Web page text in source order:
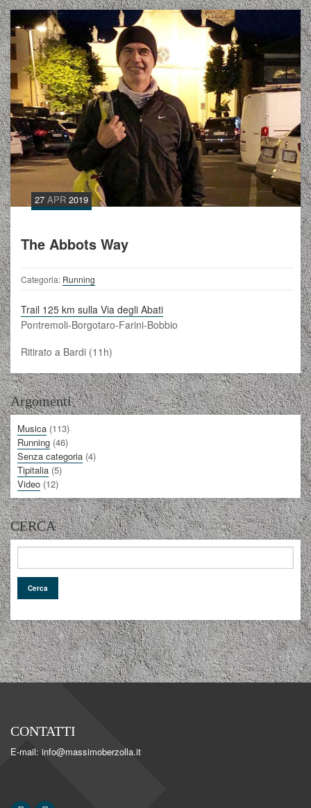
27 APR 2019
The Abbots Way
Categoria: Running
Trail 125 km sulla Via degli Abati
Pontremoli-Borgotaro-Farini-Bobbio
Ritirato a Bardi (11h)
Argomenti
Musica (113)
Running (46)
Senza categoria (4)
Tipitalia (5)
Video (12)
CERCA
CONTATTI
E-mail: info@massimoberzolla.it